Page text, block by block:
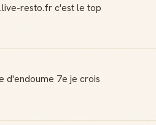
resto.fr c'est le top
d'endoume 7e je crois